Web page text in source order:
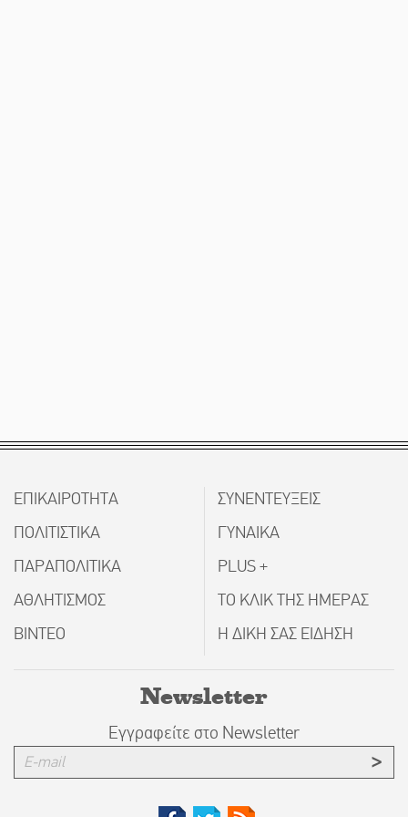
ΕΠΙΚΑΙΡΟΤΗΤΑ
ΠΟΛΙΤΙΣΤΙΚΑ
ΠΑΡΑΠΟΛΙΤΙΚΑ
ΑΘΛΗΤΙΣΜΟΣ
ΒΙΝΤΕΟ
ΣΥΝΕΝΤΕΥΞΕΙΣ
ΓΥΝΑΙΚΑ
PLUS +
ΤΟ ΚΛΙΚ ΤΗΣ ΗΜΕΡΑΣ
Η ΔΙΚΗ ΣΑΣ ΕΙΔΗΣΗ
Newsletter
Εγγραφείτε στο Newsletter